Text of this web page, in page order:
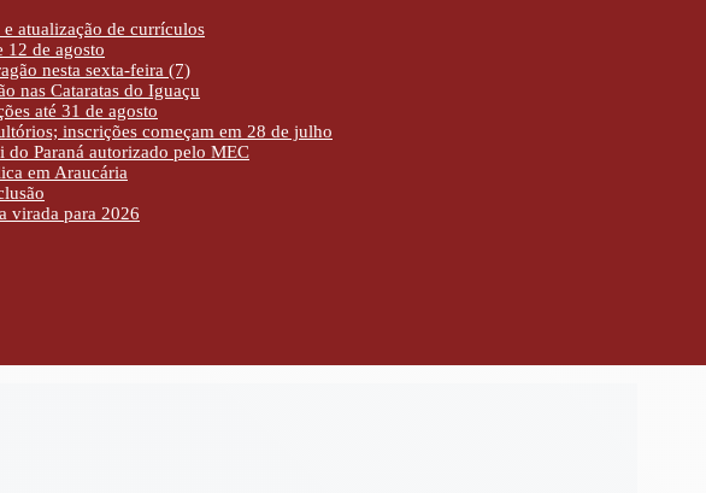
atualização de currículos
12 de agosto
nesta sexta-feira (7)
nas Cataratas do Iguaçu
até 31 de agosto
inscrições começam em 28 de julho
do Paraná autorizado pelo MEC
em Araucária
virada para 2026